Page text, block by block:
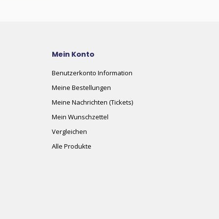
Mein Konto
Benutzerkonto Information
Meine Bestellungen
Meine Nachrichten (Tickets)
Mein Wunschzettel
Vergleichen
Alle Produkte